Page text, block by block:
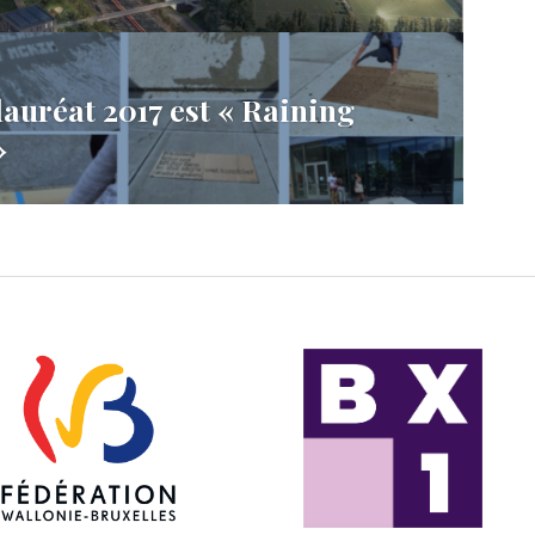
2017 est « Raining